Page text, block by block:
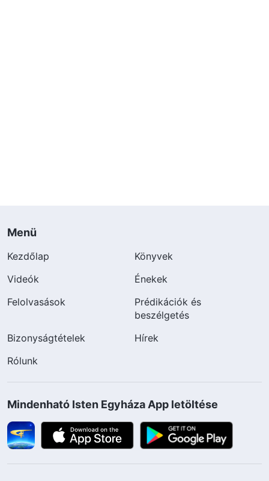
Menü
Kezdőlap
Könyvek
Videók
Énekek
Felolvasások
Prédikációk és
beszélgetés
Bizonyságtételek
Hírek
Rólunk
Mindenható Isten Egyháza App letöltése